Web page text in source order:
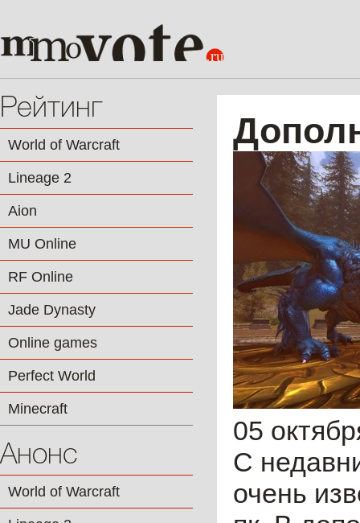
Рейтинг
World of Warcraft
Lineage 2
Aion
MU Online
RF Online
Jade Dynasty
Online games
Perfect World
Minecraft
Анонс
World of Warcraft
05
С
очень